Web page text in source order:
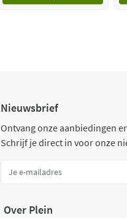
Nieuwsbrief
Ontvang onze aanbiedingen
Schrijf je direct in voor onze
Over Plein